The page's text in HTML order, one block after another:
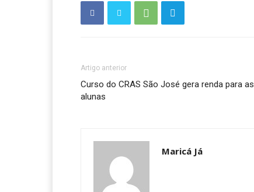
Artigo anterior
Curso do CRAS São José gera renda para as
alunas
Maricá Já